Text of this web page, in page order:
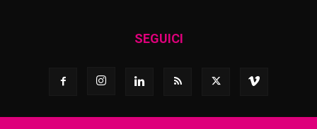
SEGUICI